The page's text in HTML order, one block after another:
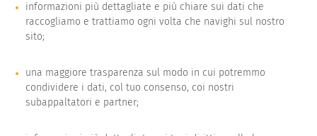
informazioni più dettagliate e più chiare sui dati che
raccogliamo e trattiamo ogni volta che navighi sul nostro
sito;
una maggiore trasparenza sul modo in cui potremmo
condividere i dati, col tuo consenso, coi nostri
subappaltatori e partner;